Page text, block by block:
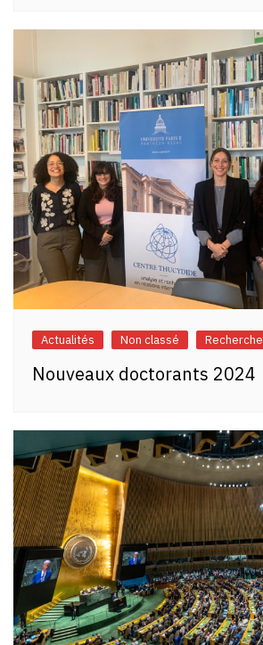
Actualités Non classé Recherche
Nouveaux doctorants 2024